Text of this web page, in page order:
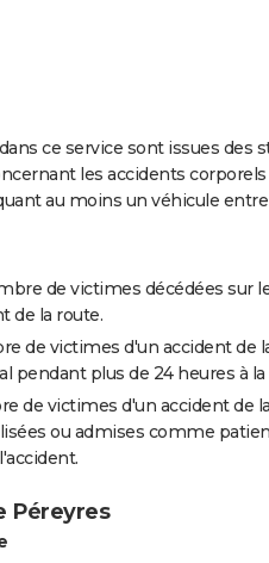
ce service sont issues des
les accidents corporels
au moins un véhicule
de victimes décédées sur
de la route.
de victimes d'un accident de
pendant plus de 24 heures à
de victimes d'un accident de
ou admises comme
Péreyres